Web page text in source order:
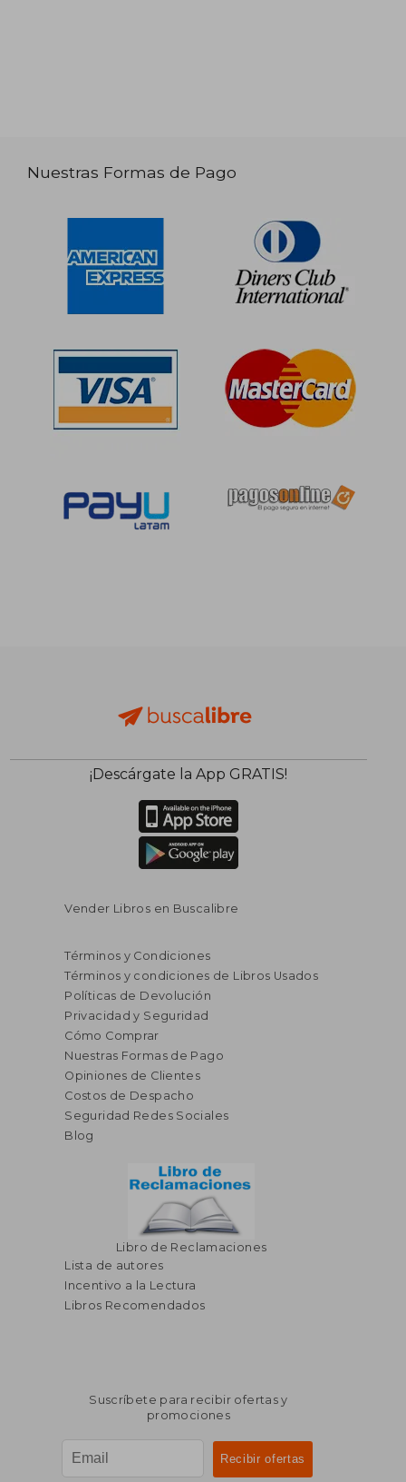
Nuestras Formas de Pago
¡Descárgate la App GRATIS!
Vender Libros en Buscalibre
Términos y Condiciones
Términos y condiciones de Libros Usados
Políticas de Devolución
Privacidad y Seguridad
Cómo Comprar
Nuestras Formas de Pago
Opiniones de Clientes
Costos de Despacho
Seguridad Redes Sociales
Blog
Libro de Reclamaciones
Lista de autores
Incentivo a la Lectura
Libros Recomendados
Suscríbete para recibir ofertas y
promociones